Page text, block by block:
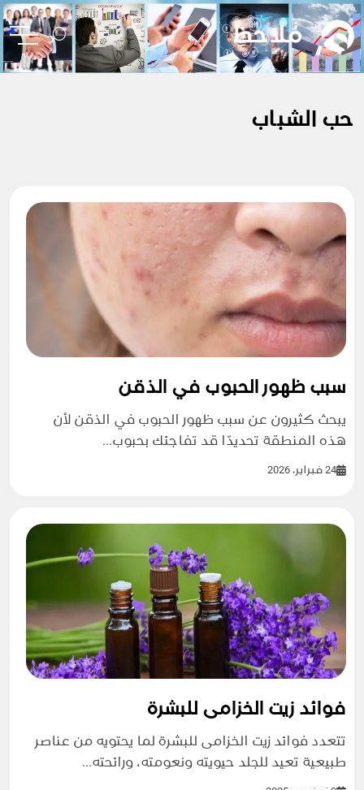
حب الشباب
سبب ظهور الحبوب في الذقن
يبحث كثيرون عن سبب ظهور الحبوب في الذقن لأن
هذه المنطقة تحديدًا قد تفاجئك بحبوب...
24 فبراير، 2026
فوائد زيت الخزامى للبشرة
تتعدد فوائد زيت الخزامى للبشرة لما يحتويه من عناصر
طبيعية تعيد للجلد حيويته ونعومته، ورائحته...